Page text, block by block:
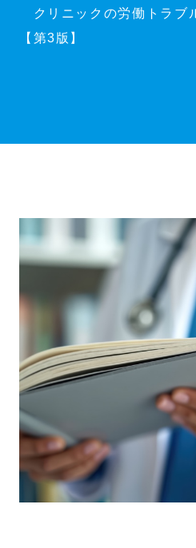
クリニックの労働トラブ
【第3版】